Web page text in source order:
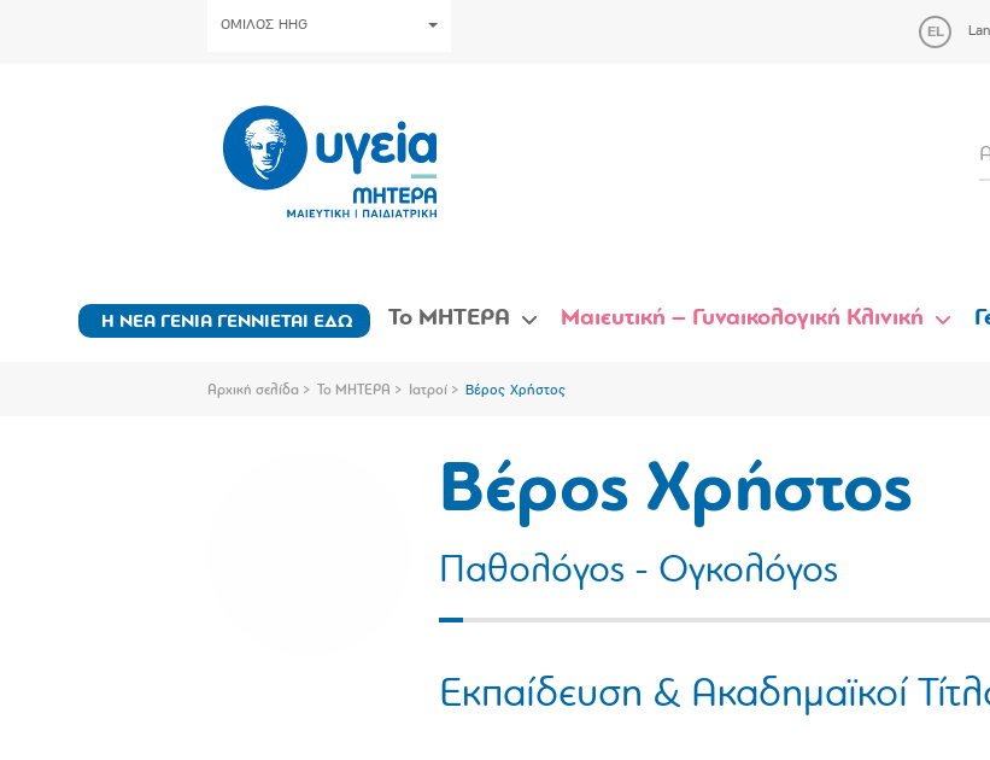
ΟΜΙΛΟΣ HHG
Η ΝΕΑ ΓΕΝΙΑ ΓΕΝΝΙΕΤΑΙ ΕΔΩ Το ΜΗΤΕΡΑ Μαιευτική – Γυναικολογική Κλινική
Αρχική σελίδα Το ΜΗΤΕΡΑ Ιατροί Βέρος Χρήστος
Βέρος Χρήστος
Παθολόγος - Ογκολόγος
Εκπαίδευση & Ακαδημαϊκοί